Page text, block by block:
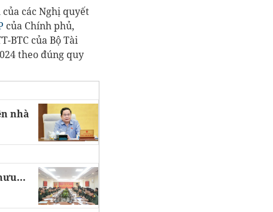
các Nghị quyết
của Chính phủ,
BTC của Bộ Tài
theo đúng quy
nhà